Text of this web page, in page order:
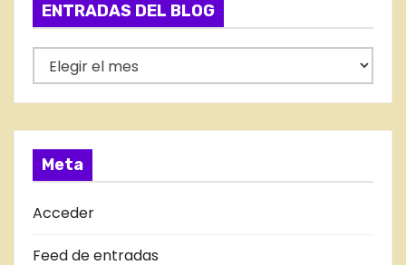
o
í
a
s
ENTRADAS DEL BLOG
N
T
R
D
A
Meta
Acceder
Feed de entradas